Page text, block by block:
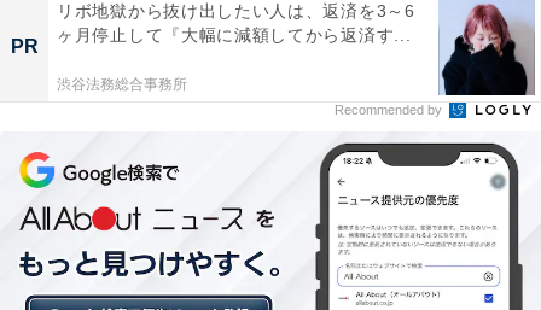
View this post on Instagram
PR
リボ地獄から抜け出したい人は、返済を3～6
ヶ月停止して『大幅に減額してから返済す...
渋谷法務総合事務所
Recommended by